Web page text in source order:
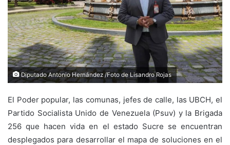
Diputado Antonio Hernández /Foto de Lisandro Rojas
El Poder popular, las comunas, jefes de calle, las UBCH, el
Partido Socialista Unido de Venezuela (Psuv) y la Brigada
256 que hacen vida en el estado Sucre se encuentran
desplegados para desarrollar el mapa de soluciones en el